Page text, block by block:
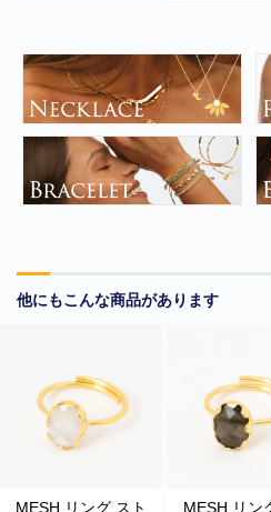
他にもこんな商品があります
MESH リング スト
MESH リン
**年末年始休業日のお知らせ**誠に
年12月31日～2025年1月5日まで休
荷は12月30日 13:00ご注文分まで、
便をおかけ致しますが、何卒ご了
げます。
であるかのように装い、「Marco-
の偽のEメールが届くというお問い
す。当店で注文をしていないのにこ
に覚えのない場合は、メールを開い
プしたり絶対にしないようご注意く